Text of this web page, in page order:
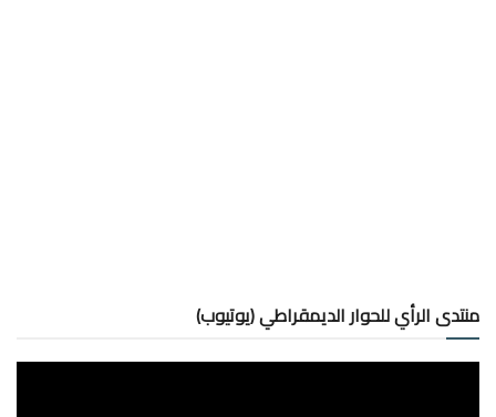
منتدى الرأي للحوار الديمقراطي (يوتيوب)